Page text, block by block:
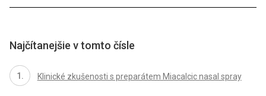
Najčítanejšie v tomto čísle
Klinické zkušenosti s preparátem Miacalcic nasal spray